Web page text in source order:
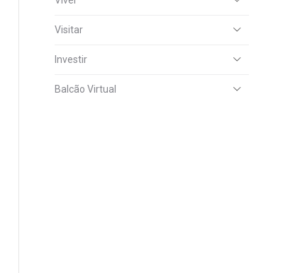
Visitar
Investir
Balcão Virtual